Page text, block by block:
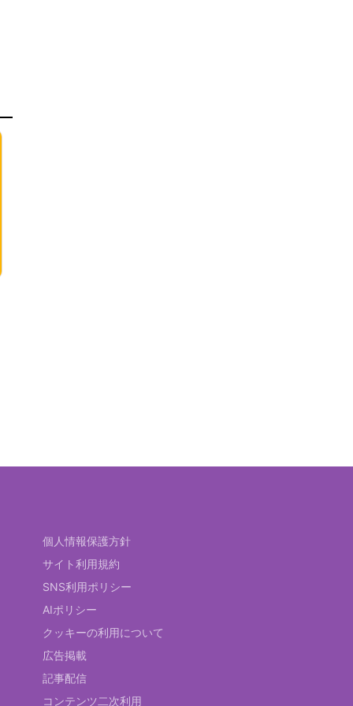
個人情報保護方針
サイト利用規約
SNS利用ポリシー
AIポリシー
クッキーの利用について
広告掲載
記事配信
コンテンツ二次利用